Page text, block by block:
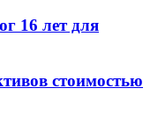
16 лет для
стоимостью